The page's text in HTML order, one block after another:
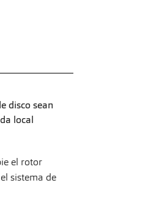
disco sean
local
el rotor
sistema de